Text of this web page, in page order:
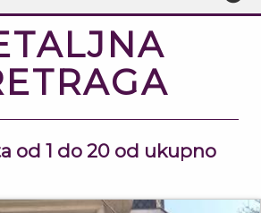
€
od 1 do 20 od ukupno